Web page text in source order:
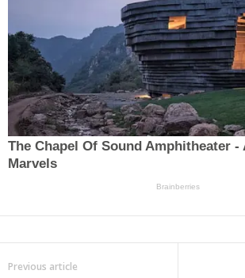
Previous article